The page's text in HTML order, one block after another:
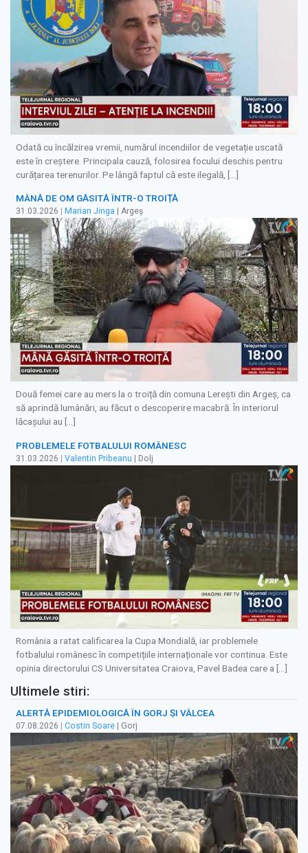
Odată cu încălzirea vremii, numărul incendiilor de vegetație uscată
este în creștere. Principala cauză, folosirea focului deschis pentru
curățarea terenurilor. Pe lângă faptul că este ilegală, […]
MÂNĂ DE OM GĂSITĂ ÎNTR-O TROIȚĂ
31.03.2026 Marian Jinga | Argeș
Două femei care au mers la o troiță din comuna Lerești din Argeș, ca
să aprindă lumânări, au făcut o descoperire macabră. În interiorul
lăcașului au […]
PROBLEMELE FOTBALULUI ROMÂNESC
31.03.2026 | Valentin Pribeanu | Dolj
România a ratat calificarea la Cupa Mondială, iar problemele
fotbalului românesc în competițiile internaționale vor continua. Este
opinia directorului CS Universitatea Craiova, Pavel Badea care a […]
Ultimele stiri:
ALERTĂ EPIDEMIOLOGICĂ ÎN GORJ ȘI VÂLCEA
07.08.2026 Costin Soare | Gorj